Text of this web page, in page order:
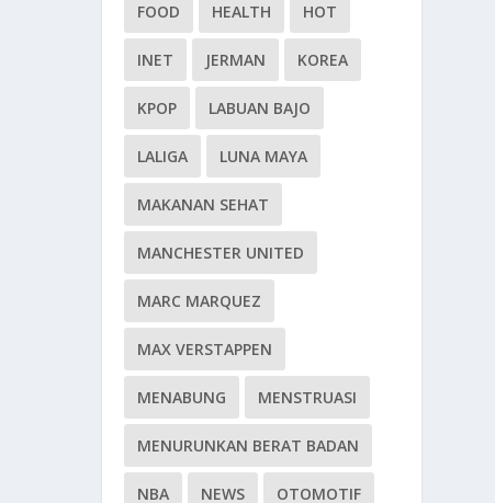
FOOD HEALTH HOT
INET JERMAN KOREA
KPOP LABUAN BAJO
LALIGA LUNA MAYA
MAKANAN SEHAT
MANCHESTER UNITED
MARC MARQUEZ
MAX VERSTAPPEN
MENABUNG MENSTRUASI
MENURUNKAN BERAT BADAN
NBA NEWS OTOMOTIF